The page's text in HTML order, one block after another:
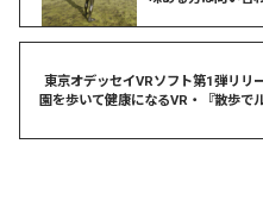
東京オデッセイVRソフト第1弾リリ
園を歩いて健康になるVR・『散歩で